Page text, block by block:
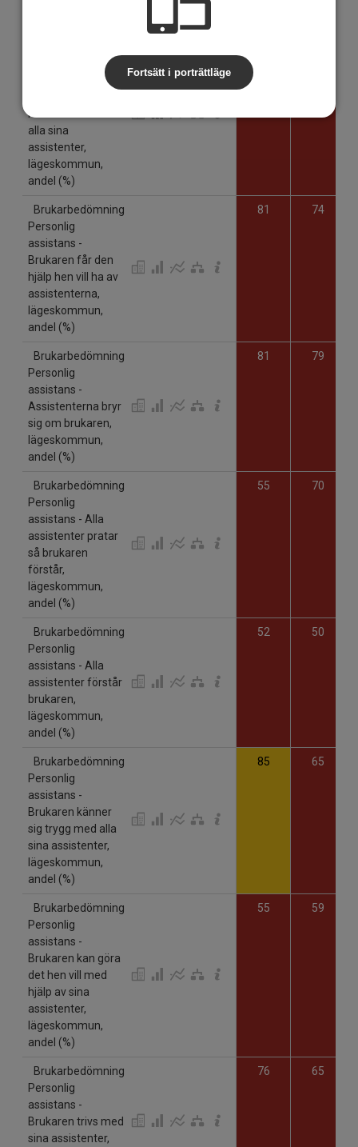
med och bestämt
alla sina
assistenter,
lägeskommun,
andel (%)
Brukarbedömning
Personlig
assistans -
Brukaren får den
hjälp hen vill ha av
assistenterna,
lägeskommun,
andel (%)
81 74
Brukarbedömning
Personlig
assistans -
Assistenterna bryr
sig om brukaren,
lägeskommun,
andel (%)
81 79
Brukarbedömning
Personlig
assistans - Alla
assistenter pratar
så brukaren
förstår,
lägeskommun,
andel (%)
55 70
Brukarbedömning
Personlig
assistans - Alla
assistenter förstår
brukaren,
lägeskommun,
andel (%)
52 50
Brukarbedömning
Personlig
assistans -
Brukaren känner
sig trygg med alla
sina assistenter,
lägeskommun,
andel (%)
85 65
Brukarbedömning
Personlig
assistans -
Brukaren kan göra
det hen vill med
hjälp av sina
assistenter,
lägeskommun,
andel (%)
55 59
Brukarbedömning
Personlig
assistans -
Brukaren trivs med
sina assistenter,
76 65
Fortsätt i porträttläge